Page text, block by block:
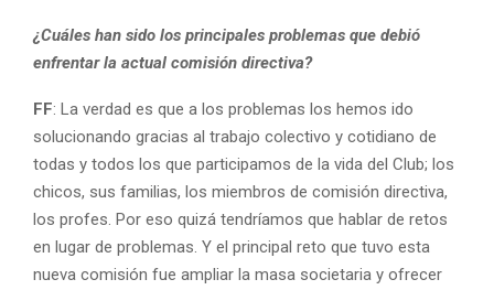
¿Cuáles han sido los principales problemas que debió
enfrentar la actual comisión directiva?
FF: La verdad es que a los problemas los hemos ido
solucionando gracias al trabajo colectivo y cotidiano de
todas y todos los que participamos de la vida del Club; los
chicos, sus familias, los miembros de comisión directiva,
los profes. Por eso quizá tendríamos que hablar de retos
en lugar de problemas. Y el principal reto que tuvo esta
nueva comisión fue ampliar la masa societaria y ofrecer